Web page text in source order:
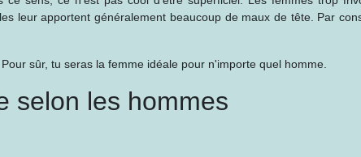
leur apportent généralement beaucoup de maux de tête. Par
sûr, tu seras la femme idéale pour n'importe quel homme.
selon les hommes